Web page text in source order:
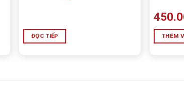
ĐỌC TIẾP THÊM